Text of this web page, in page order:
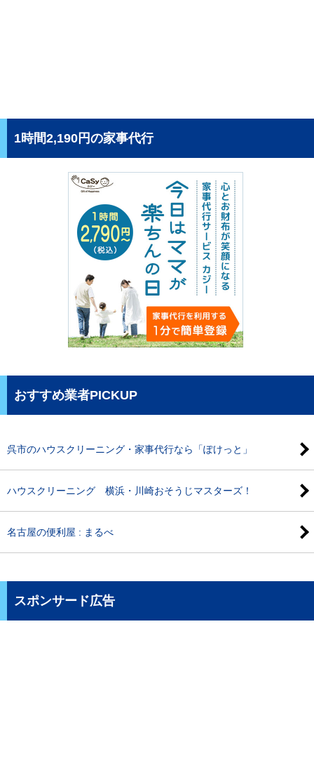
1時間2,190円の家事代行
おすすめ業者PICKUP
呉市のハウスクリーニング・家事代行なら「ぽけっと」
ハウスクリーニング 横浜・川崎おそうじマスターズ！
名古屋の便利屋 : まるべ
スポンサード広告